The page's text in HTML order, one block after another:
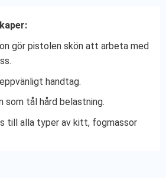
gör pistolen skön att arbeta med
handtag.
som tål hård belastning.
till alla typer av kitt, fogmassor